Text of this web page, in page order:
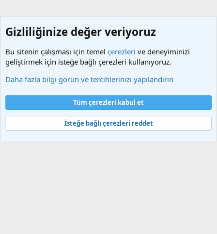
Şartlar ve kurallar
Gizlilik politikası
Yardım
Ana sayfa
S
S
Community platform by XenForo® © 2010-2025 XenForo Ltd.
Gizliliğinize değer veriyoruz
Bu sitenin çalışması için temel çerezleri ve deneyiminizi
geliştirmek için isteğe bağlı çerezleri kullanıyoruz.
Daha fazla bilgi görün ve tercihlerinizi yapılandırın
Tüm çerezleri kabul et
İsteğe bağlı çerezleri reddet